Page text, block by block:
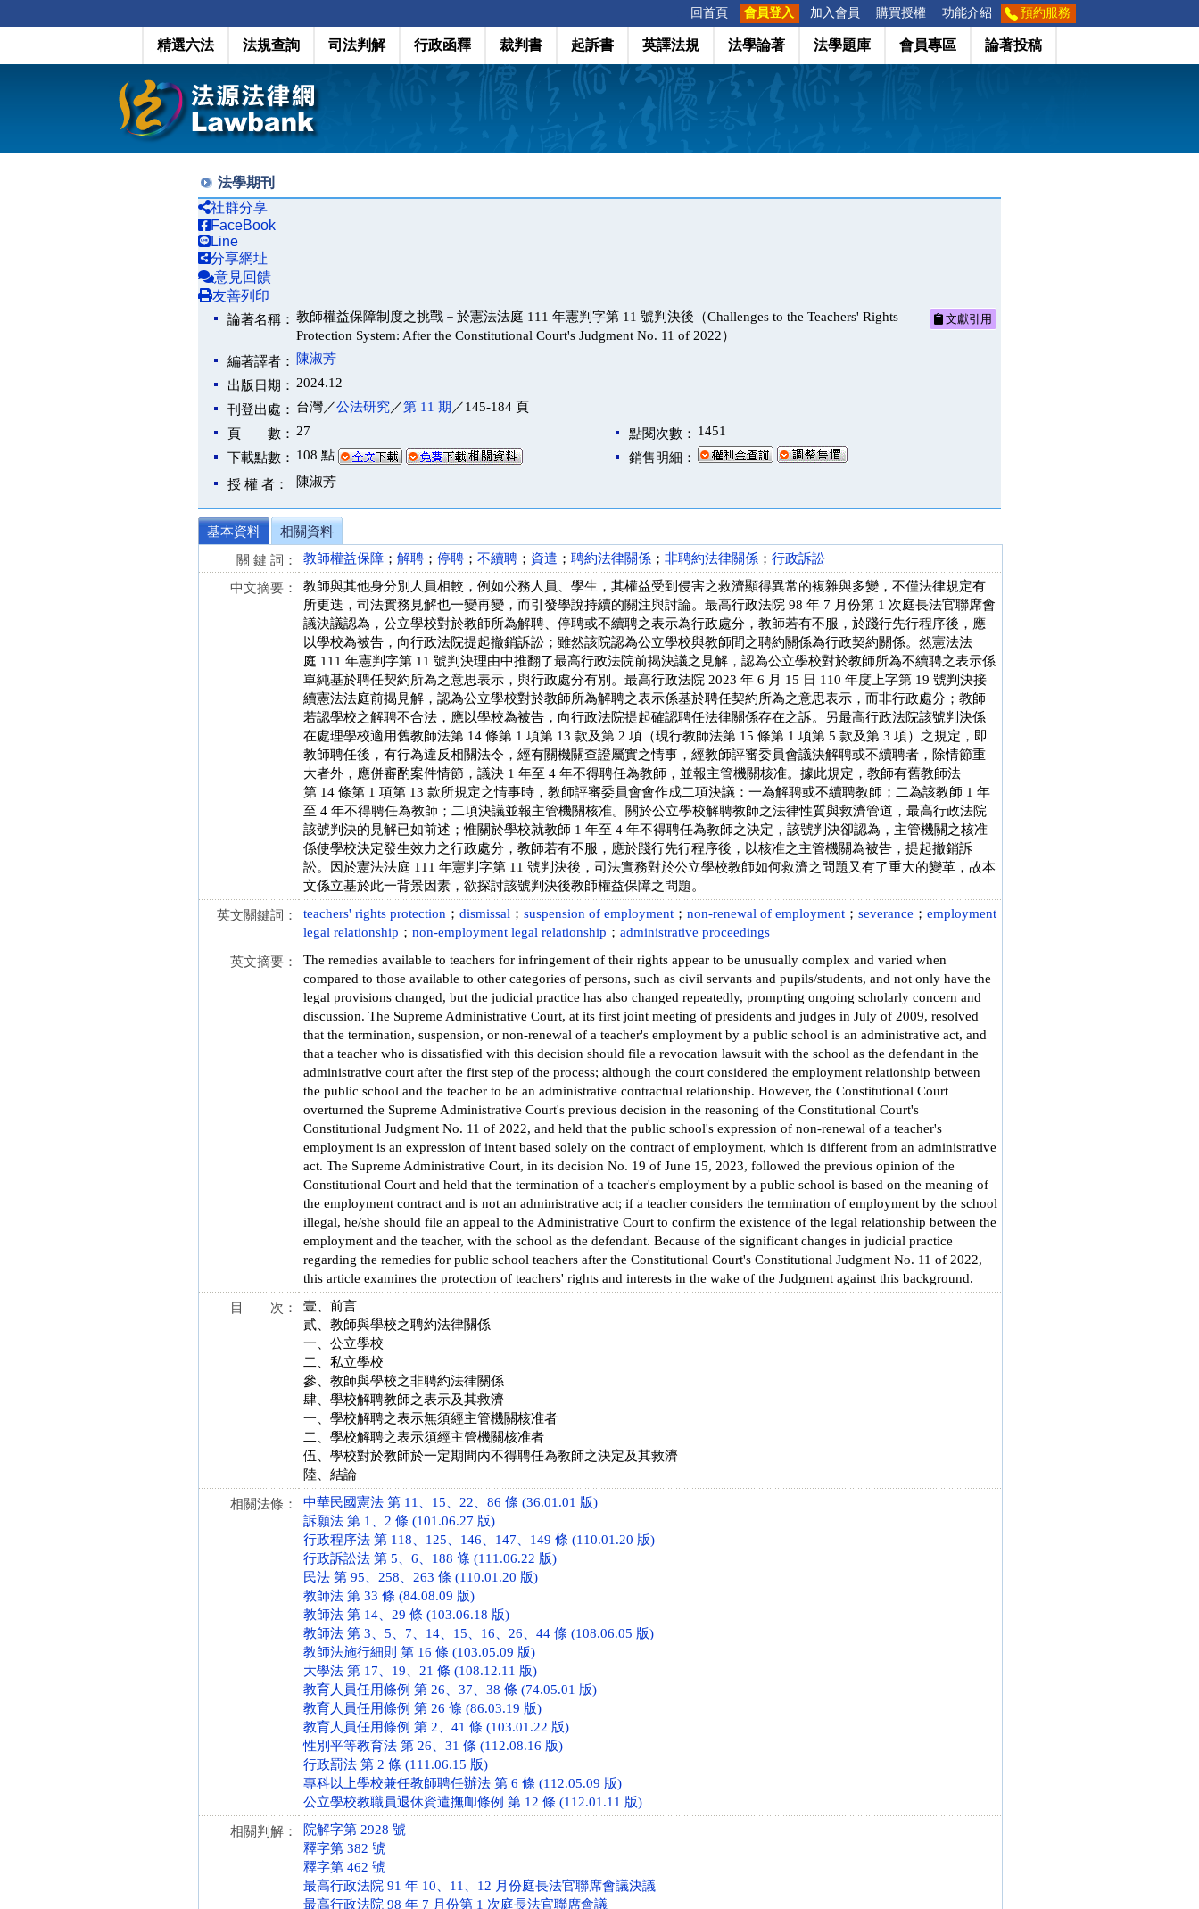
回首頁 會員登入 加入會員 購買授權 功能介紹 預約服務
精選六法 法規查詢 司法判解 行政函釋 裁判書 起訴書 英譯法規 法學論著 法學題庫 會員專區 論著投稿
法學期刊
社群分享
FaceBook
Line
分享網址
意見回饋
友善列印
論著名稱： 教師權益保障制度之挑戰－於憲法法庭 111 年憲判字第 11 號判決後（Challenges to the Teachers' Rights
Protection System: After the Constitutional Court's Judgment No. 11 of 2022）
文獻引用
編著譯者：
陳淑芳
出版日期： 2024.12
刊登出處： 台灣／公法研究／第 11 期 ／145-184 頁
頁 數： 27 點閱次數： 1451
下載點數： 108 點
銷售明細：
授 權 者：
陳淑芳
基本資料
相關資料
關 鍵 詞：
教師權益保障 ； 解聘 ； 停聘 ； 不續聘 ； 資遣 ； 聘約法律關係 ； 非聘約法律關係 ； 行政訴訟
中文摘要：
教師與其他身分別人員相較，例如公務人員、學生，其權益受到侵害之救濟顯得異常的複雜與多變，不僅法律規定有
所更迭，司法實務見解也一變再變，而引發學說持續的關注與討論。最高行政法院 98 年 7 月份第 1 次庭長法官聯席會
議決議認為，公立學校對於教師所為解聘、停聘或不續聘之表示為行政處分，教師若有不服，於踐行先行程序後，應
以學校為被告，向行政法院提起撤銷訴訟；雖然該院認為公立學校與教師間之聘約關係為行政契約關係。然憲法法
庭 111 年憲判字第 11 號判決理由中推翻了最高行政法院前揭決議之見解，認為公立學校對於教師所為不續聘之表示係
單純基於聘任契約所為之意思表示，與行政處分有別。最高行政法院 2023 年 6 月 15 日 110 年度上字第 19 號判決接
續憲法法庭前揭見解，認為公立學校對於教師所為解聘之表示係基於聘任契約所為之意思表示，而非行政處分；教師
若認學校之解聘不合法，應以學校為被告，向行政法院提起確認聘任法律關係存在之訴。另最高行政法院該號判決係
在處理學校適用舊教師法第 14 條第 1 項第 13 款及第 2 項（現行教師法第 15 條第 1 項第 5 款及第 3 項）之規定，即
教師聘任後，有行為違反相關法令，經有關機關查證屬實之情事，經教師評審委員會議決解聘或不續聘者，除情節重
大者外，應併審酌案件情節，議決 1 年至 4 年不得聘任為教師，並報主管機關核准。據此規定，教師有舊教師法
第 14 條第 1 項第 13 款所規定之情事時，教師評審委員會會作成二項決議：一為解聘或不續聘教師；二為該教師 1 年
至 4 年不得聘任為教師；二項決議並報主管機關核准。關於公立學校解聘教師之法律性質與救濟管道，最高行政法院
該號判決的見解已如前述；惟關於學校就教師 1 年至 4 年不得聘任為教師之決定，該號判決卻認為，主管機關之核准
係使學校決定發生效力之行政處分，教師若有不服，應於踐行先行程序後，以核准之主管機關為被告，提起撤銷訴
訟。因於憲法法庭 111 年憲判字第 11 號判決後，司法實務對於公立學校教師如何救濟之問題又有了重大的變革，故本
文係立基於此一背景因素，欲探討該號判決後教師權益保障之問題。
英文關鍵詞： teachers' rights protection ； dismissal ； suspension of employment ； non-renewal of employment ； severance ； employment
legal relationship ； non-employment legal relationship ； administrative proceedings
英文摘要：
The remedies available to teachers for infringement of their rights appear to be unusually complex and varied when
compared to those available to other categories of persons, such as civil servants and pupils/students, and not only have the
legal provisions changed, but the judicial practice has also changed repeatedly, prompting ongoing scholarly concern and
discussion. The Supreme Administrative Court, at its first joint meeting of presidents and judges in July of 2009, resolved
that the termination, suspension, or non-renewal of a teacher's employment by a public school is an administrative act, and
that a teacher who is dissatisfied with this decision should file a revocation lawsuit with the school as the defendant in the
administrative court after the first step of the process; although the court considered the employment relationship between
the public school and the teacher to be an administrative contractual relationship. However, the Constitutional Court
overturned the Supreme Administrative Court's previous decision in the reasoning of the Constitutional Court's
Constitutional Judgment No. 11 of 2022, and held that the public school's expression of non-renewal of a teacher's
employment is an expression of intent based solely on the contract of employment, which is different from an administrative
act. The Supreme Administrative Court, in its decision No. 19 of June 15, 2023, followed the previous opinion of the
Constitutional Court and held that the termination of a teacher's employment by a public school is based on the meaning of
the employment contract and is not an administrative act; if a teacher considers the termination of employment by the school
illegal, he/she should file an appeal to the Administrative Court to confirm the existence of the legal relationship between the
employment and the teacher, with the school as the defendant. Because of the significant changes in judicial practice
regarding the remedies for public school teachers after the Constitutional Court's Constitutional Judgment No. 11 of 2022,
this article examines the protection of teachers' rights and interests in the wake of the Judgment against this background.
目 次：
壹、前言
貳、教師與學校之聘約法律關係
一、公立學校
二、私立學校
參、教師與學校之非聘約法律關係
肆、學校解聘教師之表示及其救濟
一、學校解聘之表示無須經主管機關核准者
二、學校解聘之表示須經主管機關核准者
伍、學校對於教師於一定期間內不得聘任為教師之決定及其救濟
陸、結論
相關法條：
中華民國憲法 第 11、15、22、86 條 (36.01.01 版)
訴願法 第 1、2 條 (101.06.27 版)
行政程序法 第 118、125、146、147、149 條 (110.01.20 版)
行政訴訟法 第 5、6、188 條 (111.06.22 版)
民法 第 95、258、263 條 (110.01.20 版)
教師法 第 33 條 (84.08.09 版)
教師法 第 14、29 條 (103.06.18 版)
教師法 第 3、5、7、14、15、16、26、44 條 (108.06.05 版)
教師法施行細則 第 16 條 (103.05.09 版)
大學法 第 17、19、21 條 (108.12.11 版)
教育人員任用條例 第 26、37、38 條 (74.05.01 版)
教育人員任用條例 第 26 條 (86.03.19 版)
教育人員任用條例 第 2、41 條 (103.01.22 版)
性別平等教育法 第 26、31 條 (112.08.16 版)
行政罰法 第 2 條 (111.06.15 版)
專科以上學校兼任教師聘任辦法 第 6 條 (112.05.09 版)
公立學校教職員退休資遣撫卹條例 第 12 條 (112.01.11 版)
相關判解：
院解字第 2928 號
釋字第 382 號
釋字第 462 號
最高行政法院 91 年 10、11、12 月份庭長法官聯席會議決議
最高行政法院 98 年 7 月份第 1 次庭長法官聯席會議